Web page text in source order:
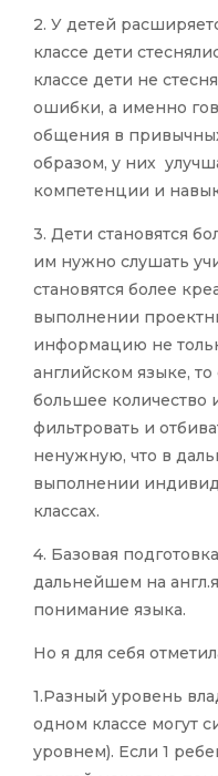
2. У детей
классе дети
классе дети не
ошибки, а именно
общения в
образом, у них
компетенции и
3. Дети становятся
им нужно слушать
становятся более
выполнении
информацию не
английском языке,
большее количество
фильтровать и
ненужную, что в
выполнении
классах.
4. Базовая
дальнейшем на
понимание языка.
Но я для себя
1.Разный уровень
одном классе могут
уровнем). Если 1